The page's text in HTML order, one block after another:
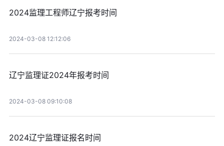
2024监理工程师辽宁报考时间
2024-03-08 12:12:06
辽宁监理证2024年报考时间
2024-03-08 09:10:08
2024辽宁监理证报名时间